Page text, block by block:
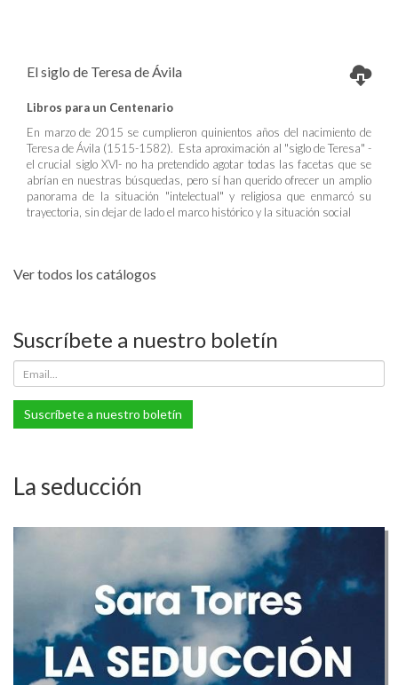
El siglo de Teresa de Ávila
Libros para un Centenario
En marzo de 2015 se cumplieron quinientos años del nacimiento de
Teresa de Ávila (1515-1582). Esta aproximación al "siglo de Teresa" -
el crucial siglo XVI- no ha pretendido agotar todas las facetas que se
abrían en nuestras búsquedas, pero sí han querido ofrecer un amplio
panorama de la situación "intelectual" y religiosa que enmarcó su
trayectoria, sin dejar de lado el marco histórico y la situación social
Ver todos los catálogos
Suscríbete a nuestro boletín
Suscríbete a nuestro boletín
La seducción